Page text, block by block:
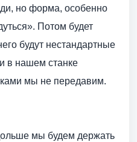
но форма, особенно
Потом будет
будут нестандартные
в нашем станке
мы не передавим.
мы будем держать